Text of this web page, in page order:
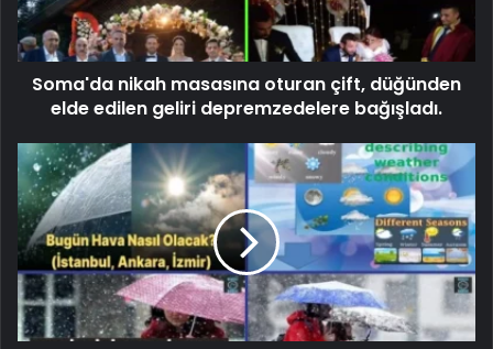
Soma'da nikah masasına oturan çift, düğünden
elde edilen geliri depremzedelere bağışladı.